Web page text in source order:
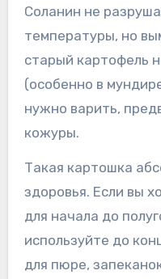
Соланин не
температуры, но
старый картофель
(особенно в
нужно варить,
кожуры.
Такая картошка
здоровья. Если вы
для начала до
используйте до
для пюре,